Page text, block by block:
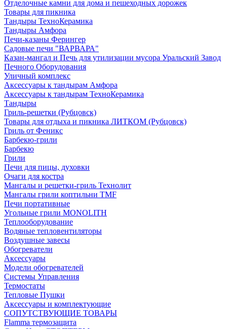
Отделочные камни для дома и пешеходных дорожек
Товары для пикника
Тандыры ТехноКерамика
Тандыры Амфора
Печи-казаны Ферингер
Садовые печи "ВАРВАРА"
Казан-мангал и Печь для утилизации мусора Уральский Завод
Печного Оборудования
Уличный комплекс
Аксессуары к тандырам Амфора
Аксессуары к тандырам ТехноКерамика
Тандыры
Гриль-решетки (Рубцовск)
Товары для отдыха и пикника ЛИТКОМ (Рубцовск)
Гриль от Феникс
Барбекю-грили
Барбекю
Грили
Печи для пицы, духовки
Очаги для костра
Мангалы и решетки-гриль Технолит
Мангалы грили коптильни TMF
Печи портативные
Угольные грили MONOLITH
Теплооборудование
Водяные тепловентиляторы
Воздушные завесы
Обогреватели
Аксессуары
Модели обогревателей
Системы Управления
Термостаты
Тепловые Пушки
Аксессуары и комплектующие
СОПУТСТВУЮЩИЕ ТОВАРЫ
Flamma термозащита